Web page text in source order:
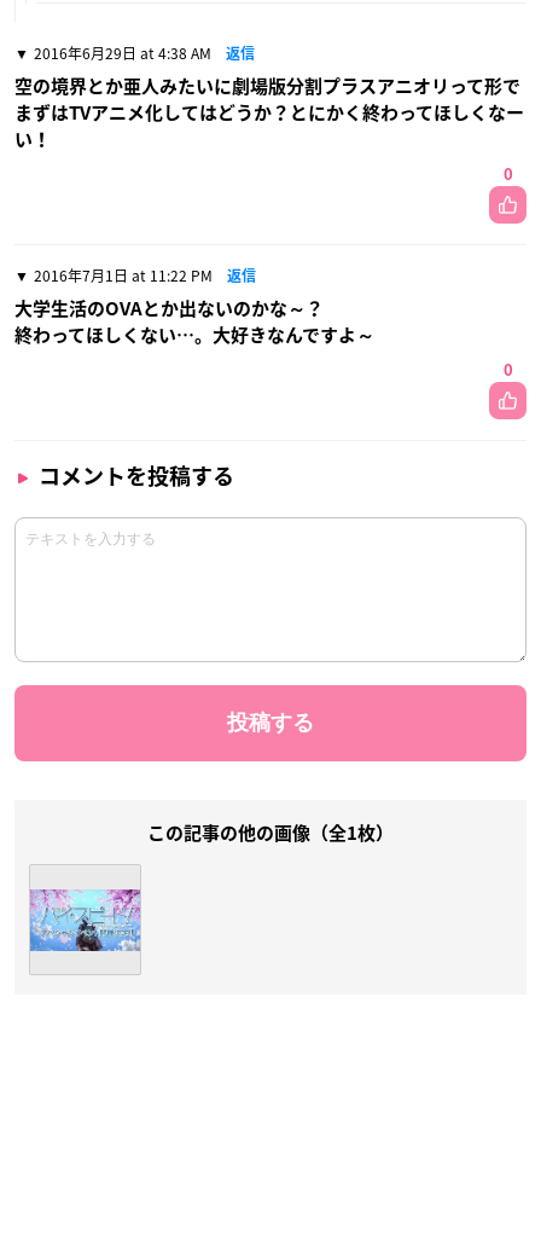
2016年6月29日 at 4:38 AM 返信
空の境界とか亜人みたいに劇場版分割プラスアニオリって形で
まずはTVアニメ化してはどうか？とにかく終わってほしくなー
い！
0
2016年7月1日 at 11:22 PM 返信
大学生活のOVAとか出ないのかな～？
終わってほしくない…。大好きなんですよ～
0
コメントを投稿する
この記事の他の画像（全1枚）